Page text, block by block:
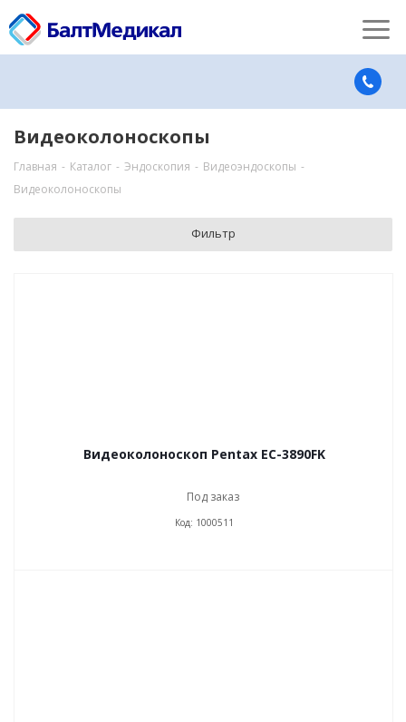
Видеоколоноскопы
Главная - Каталог - Эндоскопия - Видеоэндоскопы -
Видеоколоноскопы
Фильтр
Видеоколоноскоп Pentax EC-3890FK
Под заказ
Код: 1000511